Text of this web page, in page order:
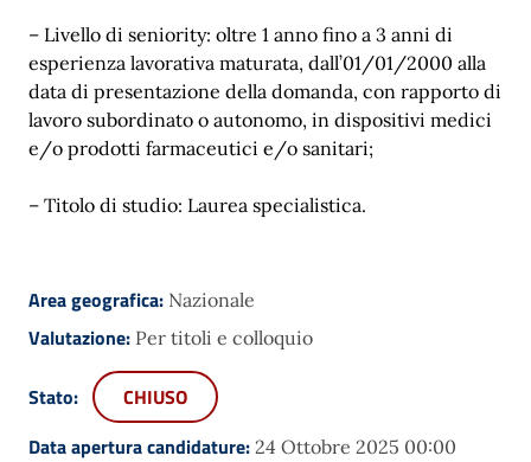
– Livello di seniority: oltre 1 anno fino a 3 anni di
esperienza lavorativa maturata, dall’01/01/2000 alla
data di presentazione della domanda, con rapporto di
lavoro subordinato o autonomo, in dispositivi medici
e/o prodotti farmaceutici e/o sanitari;
– Titolo di studio: Laurea specialistica.
Area geografica: Nazionale
Valutazione: Per titoli e colloquio
Stato:
CHIUSO
Data apertura candidature: 24 Ottobre 2025 00:00